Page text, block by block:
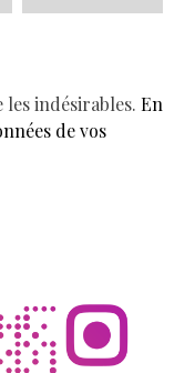
indésirables. En
de vos